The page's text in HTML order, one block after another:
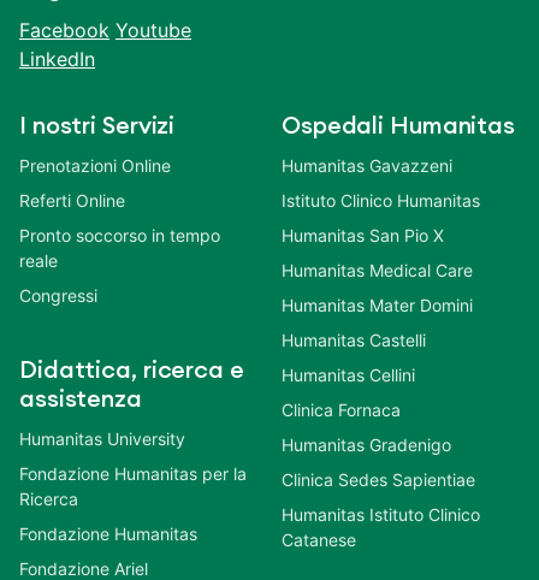
Facebook Youtube
LinkedIn
I nostri Servizi
Prenotazioni Online
Referti Online
Pronto soccorso in tempo
reale
Congressi
Didattica, ricerca e
assistenza
Humanitas University
Fondazione Humanitas per la
Ricerca
Fondazione Humanitas
Fondazione Ariel
Ospedali Humanitas
Humanitas Gavazzeni
Istituto Clinico Humanitas
Humanitas San Pio X
Humanitas Medical Care
Humanitas Mater Domini
Humanitas Castelli
Humanitas Cellini
Clinica Fornaca
Humanitas Gradenigo
Clinica Sedes Sapientiae
Humanitas Istituto Clinico
Catanese